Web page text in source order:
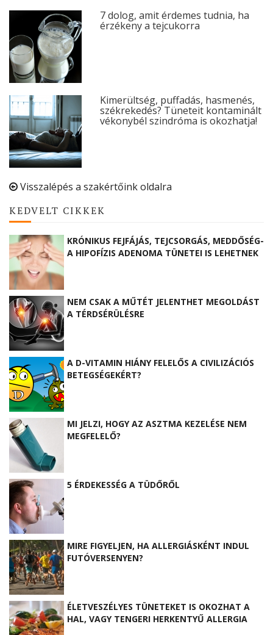
7 dolog, amit érdemes tudnia, ha
érzékeny a tejcukorra
Kimerültség, puffadás, hasmenés,
székrekedés? Tüneteit kontaminált
vékonybél szindróma is okozhatja!
Visszalépés a szakértőink oldalra
KEDVELT CIKKEK
KRÓNIKUS FEJFÁJÁS, TEJCSORGÁS, MEDDŐSÉG-
A HIPOFÍZIS ADENOMA TÜNETEI IS LEHETNEK
NEM CSAK A MŰTÉT JELENTHET MEGOLDÁST
A TÉRDSÉRÜLÉSRE
A D-VITAMIN HIÁNY FELELŐS A CIVILIZÁCIÓS
BETEGSÉGEKÉRT?
MI JELZI, HOGY AZ ASZTMA KEZELÉSE NEM
MEGFELELŐ?
5 ÉRDEKESSÉG A TÜDŐRŐL
MIRE FIGYELJEN, HA ALLERGIÁSKÉNT INDUL
FUTÓVERSENYEN?
ÉLETVESZÉLYES TÜNETEKET IS OKOZHAT A
HAL, VAGY TENGERI HERKENTYŰ ALLERGIA